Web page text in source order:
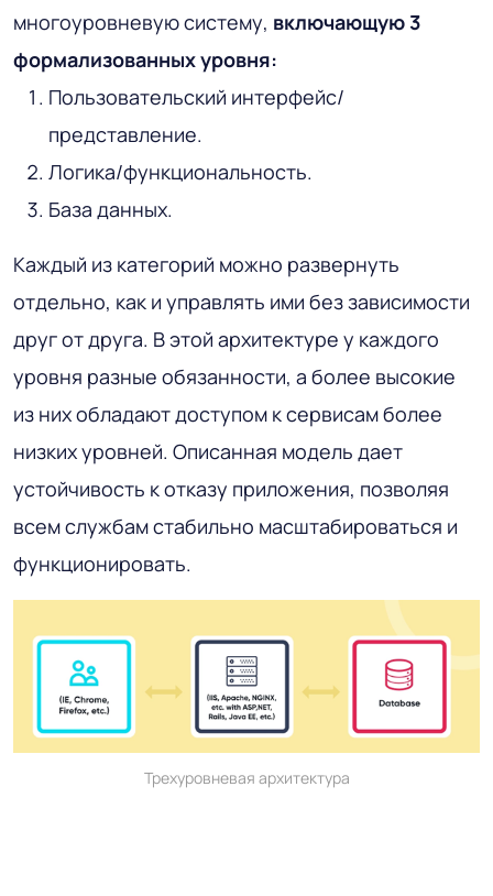
многоуровневую систему, включающую 3
формализованных уровня:
Пользовательский интерфейс/
представление.
Логика/функциональность.
База данных.
Каждый из категорий можно развернуть
отдельно, как и управлять ими без зависимости
друг от друга. В этой архитектуре у каждого
уровня разные обязанности, а более высокие
из них обладают доступом к сервисам более
низких уровней. Описанная модель дает
устойчивость к отказу приложения, позволяя
всем службам стабильно масштабироваться и
функционировать.
Трехуровневая архитектура